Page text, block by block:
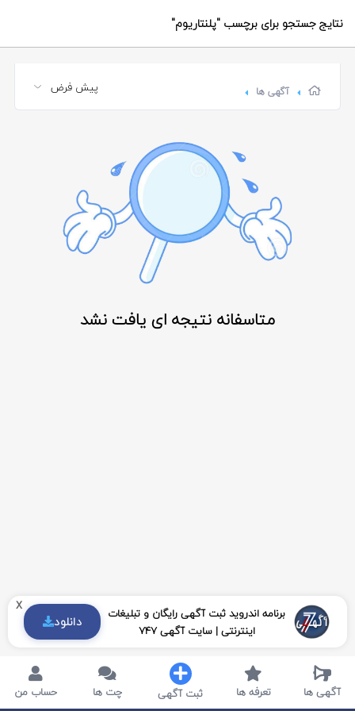
نتایج جستجو برای برچسب "پلنتاریوم"
آگهی ها
متاسفانه نتیجه ای یافت نشد
x
برنامه اندروید ثبت آگهی رایگان و تبلیغات
اینترنتی | سایت آگهی 747
دانلود
آگهی ها تعرفه ها ثبت آگهی چت ها حساب من